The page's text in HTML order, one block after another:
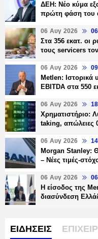
ΔΕΗ: Νέο κύμα
πρώτη φάση του
06 Αυγ 2026
Στα 356 εκατ. οι
τους servicers
06 Αυγ 2026
Metlen: Ιστορικά
EBITDA στα 550
06 Αυγ 2026
Χρηματιστήριο:
taking, απώλειες
06 Αυγ 2026
Morgan Stanley:
– Νέες τιμές-
06 Αυγ 2026
Η είσοδος της
διασύνδεση
ΕΙΔΗΣΕΙΣ